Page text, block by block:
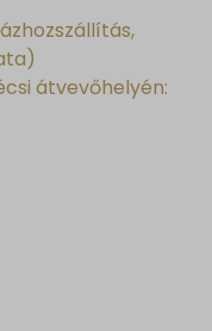
átvevőhelyén: